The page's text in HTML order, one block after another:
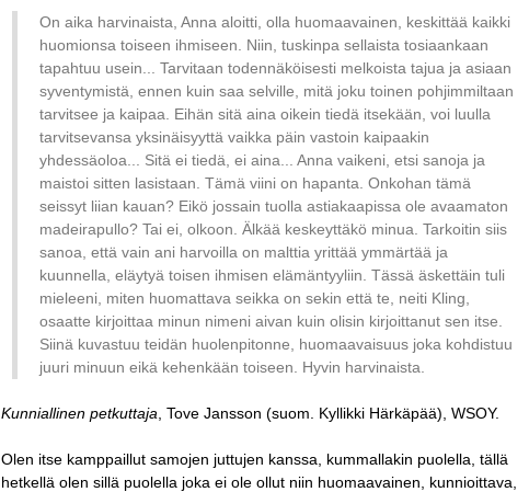
On aika harvinaista, Anna aloitti, olla huomaavainen, keskittää kaikki
huomionsa toiseen ihmiseen. Niin, tuskinpa sellaista tosiaankaan
tapahtuu usein... Tarvitaan todennäköisesti melkoista tajua ja asiaan
syventymistä, ennen kuin saa selville, mitä joku toinen pohjimmiltaan
tarvitsee ja kaipaa. Eihän sitä aina oikein tiedä itsekään, voi luulla
tarvitsevansa yksinäisyyttä vaikka päin vastoin kaipaakin
yhdessäoloa... Sitä ei tiedä, ei aina... Anna vaikeni, etsi sanoja ja
maistoi sitten lasistaan. Tämä viini on hapanta. Onkohan tämä
seissyt liian kauan? Eikö jossain tuolla astiakaapissa ole avaamaton
madeirapullo? Tai ei, olkoon. Älkää keskeyttäkö minua. Tarkoitin siis
sanoa, että vain ani harvoilla on malttia yrittää ymmärtää ja
kuunnella, eläytyä toisen ihmisen elämäntyyliin. Tässä äskettäin tuli
mieleeni, miten huomattava seikka on sekin että te, neiti Kling,
osaatte kirjoittaa minun nimeni aivan kuin olisin kirjoittanut sen itse.
Siinä kuvastuu teidän huolenpitonne, huomaavaisuus joka kohdistuu
juuri minuun eikä kehenkään toiseen. Hyvin harvinaista.
Kunniallinen petkuttaja , Tove Jansson (suom. Kyllikki Härkäpää), WSOY.
Olen itse kamppaillut samojen juttujen kanssa, kummallakin puolella, tällä
hetkellä olen sillä puolella joka ei ole ollut niin huomaavainen, kunnioittava,